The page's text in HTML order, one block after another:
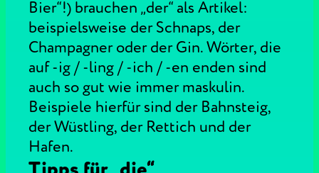
Bier“!) brauchen „der“ als Artikel:
beispielsweise der Schnaps, der
Champagner oder der Gin. Wörter, die
auf -ig / -ling / -ich / -en enden sind
auch so gut wie immer maskulin.
Beispiele hierfür sind der Bahnsteig,
der Wüstling, der Rettich und der
Hafen.